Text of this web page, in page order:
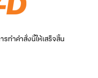
ทำคำสั่งนี้ให้เสร็จสิ้น